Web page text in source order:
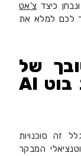
כיצד צ'אט
לכם למלא את
של
תכנון הנסיעה בעזרת בוט AI
זה סוכנויות
המבקר